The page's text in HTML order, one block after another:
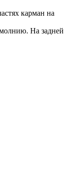
карман на
На задней